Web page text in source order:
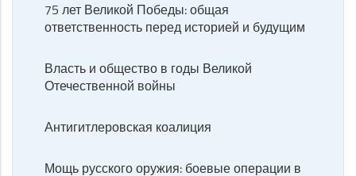
75 лет Великой Победы: общая
ответственность перед историей и будущим
Власть и общество в годы Великой
Отечественной войны
Антигитлеровская коалиция
Мощь русского оружия: боевые операции в